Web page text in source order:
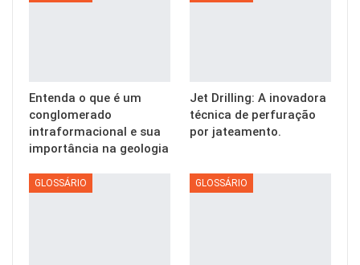
Entenda o que é um
conglomerado
intraformacional e sua
importância na geologia
Jet Drilling: A inovadora
técnica de perfuração
por jateamento.
GLOSSÁRIO GLOSSÁRIO